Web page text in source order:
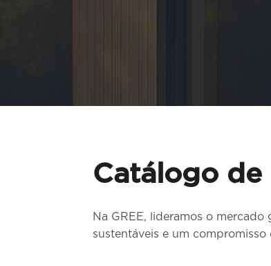
Catálogo
Na GREE, lideramos o
sustentáveis ​​e um